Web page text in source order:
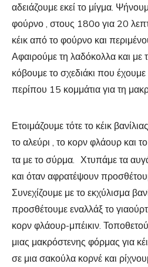
αδειάζουμε εκεί το μίγμα.
φούρνο , στους 180ο για 20
κέικ από το φούρνο και
Αφαιρούμε τη λαδόκολλα και με
κόβουμε το σχεδιάκι που έχουμε
περίπου 15 κομμάτια για τη
Ετοιμάζουμε τότε το κέικ
το αλεύρι , το κορν φλάουρ και
τα με το σύρμα. Χτυπάμε τα
και όταν αφρατέψουν
Συνεχίζουμε με το εκχύλισμα
προσθέτουμε εναλλάξ το
κορν φλάουρ-μπέικιν.
μιας μακρόστενης φόρμας για
σε μια σακούλα κορνέ και